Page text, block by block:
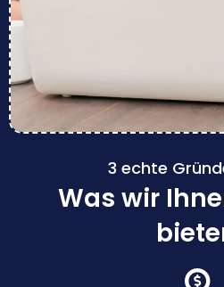
3 echte
Was wir